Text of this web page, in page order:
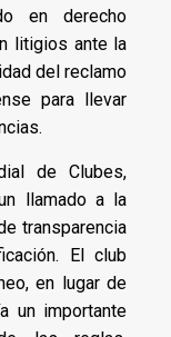
en derecho
litigios ante la
del reclamo
para llevar
de Clubes,
llamado a la
transparencia
El club
en lugar de
un importante